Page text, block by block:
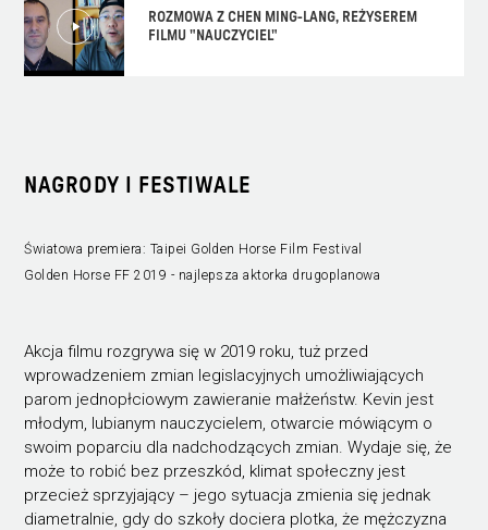
ROZMOWA Z CHEN MING-LANG, REŻYSEREM
FILMU "NAUCZYCIEL"
NAGRODY I FESTIWALE
Światowa premiera: Taipei Golden Horse Film Festival
Golden Horse FF 2019 - najlepsza aktorka drugoplanowa
Akcja filmu rozgrywa się w 2019 roku, tuż przed
wprowadzeniem zmian legislacyjnych umożliwiających
parom jednopłciowym zawieranie małżeństw. Kevin jest
młodym, lubianym nauczycielem, otwarcie mówiącym o
swoim poparciu dla nadchodzących zmian. Wydaje się, że
może to robić bez przeszkód, klimat społeczny jest
przecież sprzyjający – jego sytuacja zmienia się jednak
diametralnie, gdy do szkoły dociera plotka, że mężczyzna